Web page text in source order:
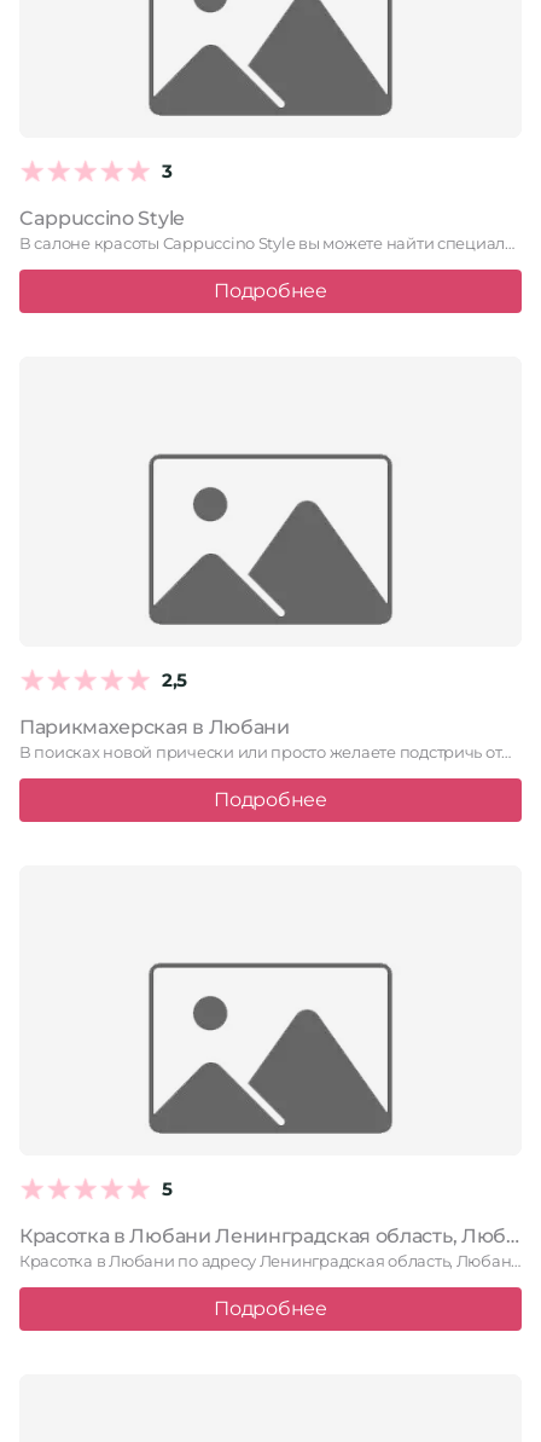
3
Cappuccino Style
В салоне красоты Cappuccino Style вы можете найти специалистов, заботящихся …
Подробнее
2,5
Парикмахерская в Любани
В поисках новой прически или просто желаете подстричь отросшие кончики? …
Подробнее
5
Красотка в Любани Ленинградская область, Любань, улица Ленина, 1
Красотка в Любани по адресу Ленинградская область, Любань, улица Ленина, …
Подробнее